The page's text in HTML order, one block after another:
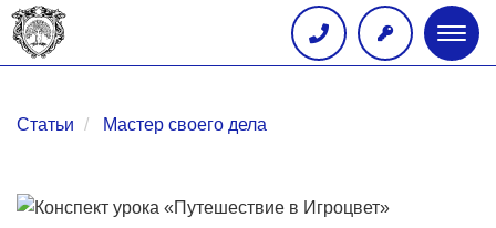
меню
Статьи Мастер своего дела